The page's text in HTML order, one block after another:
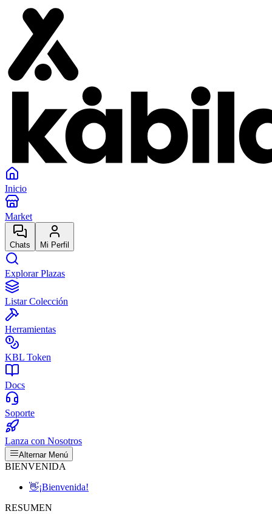
Inicio
Market
Chats Mi Perfil
Explorar Plazas
Listar Colección
Herramientas
KBL Token
Docs
Soporte
Lanza con Nosotros
Alternar Menú
BIENVENIDA
👋¡Bienvenida!
RESUMEN